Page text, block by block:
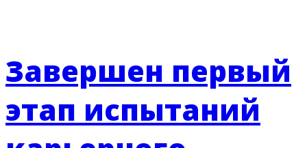
Завершен первый
этап испытаний